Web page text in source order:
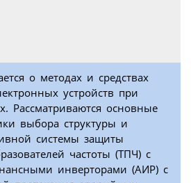
о методах и средствах
устройств при
Рассматриваются основные
выбора структуры и
системы защиты
частоты (ТПЧ) с
инверторами (АИР) с